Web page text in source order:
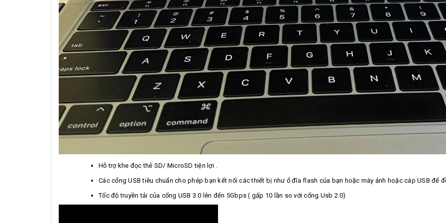
Hỗ trợ khe đọc thẻ SD/ MicroSD tiện lợi .
Các cổng USB tiêu chuẩn cho phép bạn kết nối các thiết bị như ổ đĩa flash của bạn hoặc máy ảnh hoặc cáp USB để
Tốc độ truyền tải của cổng USB 3.0 lên đến 5Gbps ( gấp 10 lần so với cổng Usb 2.0)